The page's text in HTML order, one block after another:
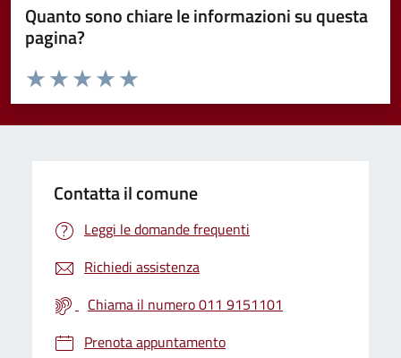
Quanto sono chiare le informazioni su questa
pagina?
Valuta da 1 a 5 stelle la pagina
Valuta 5 stelle su 5
Valuta 4 stelle su 5
Valuta 3 stelle su 5
Valuta 2 stelle su 5
Valuta 1 stelle su 5
Contatta il comune
Leggi le domande frequenti
Richiedi assistenza
Chiama il numero 011 9151101
Prenota appuntamento